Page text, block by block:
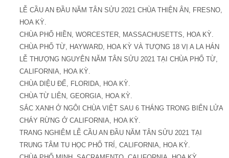
LỄ CẦU AN ĐẦU NĂM TÂN SỬU 2021 CHÙA THIỆN ÂN, FRESNO,
HOA KỲ.
CHÙA PHỔ HIỀN, WORCESTER, MASSACHUSETTS, HOA KỲ.
CHÙA PHỔ TỪ, HAYWARD, HOA KỲ VÀ TƯỢNG 18 VỊ A LA HÁN
LỄ THƯỢNG NGUYÊN NĂM TÂN SỬU 2021 TẠI CHÙA PHỔ TỪ,
CALIFORNIA, HOA KỲ.
CHÙA DIỆU ĐẾ, FLORIDA, HOA KỲ.
CHÙA TỪ LIÊN, GEORGIA, HOA KỲ.
SẮC XANH Ở NGÔI CHÙA VIỆT SAU 6 THÁNG TRONG BIỂN LỬA
CHÁY RỪNG Ở CALIFORNIA, HOA KỲ.
TRANG NGHIÊM LỄ CẦU AN ĐẦU NĂM TÂN SỬU 2021 TẠI
TRUNG TÂM TU HỌC PHỔ TRÍ, CALIFORNIA, HOA KỲ.